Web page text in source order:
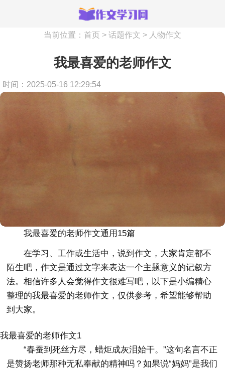
当前位置： 首页 > 话题作文 > 人物作文
我最喜爱的老师作文
时间：2025-05-16 12:29:54
我最喜爱的老师作文通用15篇
在学习、工作或生活中，说到作文，大家肯定都不
陌生吧，作文是通过文字来表达一个主题意义的记叙方
法。相信许多人会觉得作文很难写吧，以下是小编精心
整理的我最喜爱的老师作文，仅供参考，希望能够帮助
到大家。
我最喜爱的老师作文1
“春蚕到死丝方尽，蜡炬成灰泪始干。”这句名言不正
是赞扬老师那种无私奉献的精神吗？如果说“妈妈”是我们